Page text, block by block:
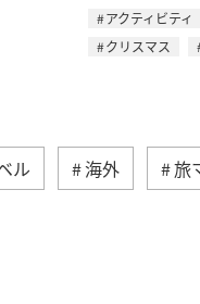
アクティビティ
クリスマス
ル 海外 旅